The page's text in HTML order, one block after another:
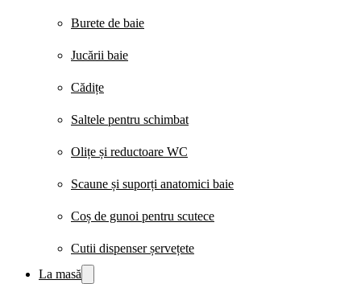
Burete de baie
Jucării baie
Cădițe
Saltele pentru schimbat
Olițe și reductoare WC
Scaune și suporți anatomici baie
Coș de gunoi pentru scutece
Cutii dispenser șervețete
La masă